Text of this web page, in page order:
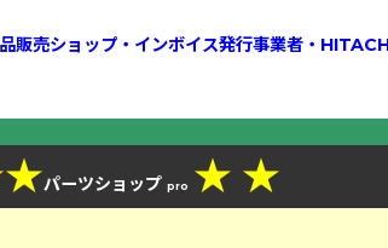
売ショップ・インボイス発行事業者・
★パーツショップ pro ★ ★